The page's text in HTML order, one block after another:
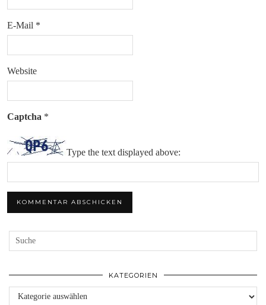
E-Mail *
Website
Captcha *
Type the text displayed above:
KATEGORIEN
Kategorien